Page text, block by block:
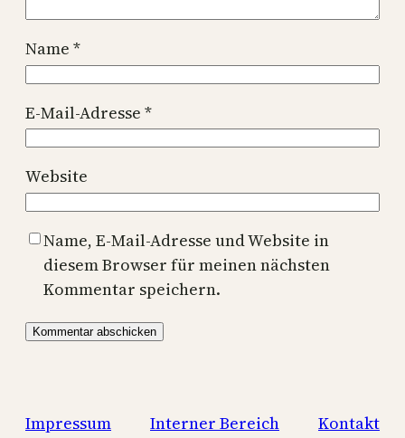
Name *
E-Mail-Adresse *
Website
Name, E-Mail-Adresse und Website in
diesem Browser für meinen nächsten
Kommentar speichern.
Impressum Interner Bereich Kontakt